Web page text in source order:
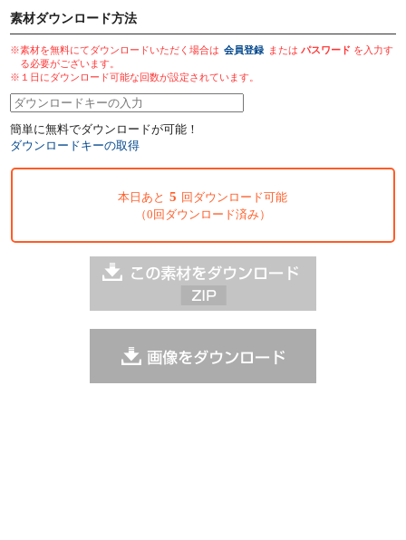
素材ダウンロード方法
※素材を無料にてダウンロードいただく場合は 会員登録 またはパスワード を入力す
る必要がございます。
※１日にダウンロード可能な回数が設定されています。
簡単に無料でダウンロードが可能！
ダウンロードキーの取得
本日あと 5 回ダウンロード可能
（0回ダウンロード済み）